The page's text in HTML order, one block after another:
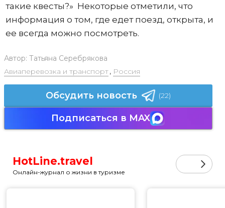
такие квесты?» Некоторые отметили, что
информация о том, где едет поезд, открыта, и
ее всегда можно посмотреть.
Автор: Татьяна Серебрякова
Авиаперевозка и транспорт, Россия
Обсудить новость (22)
Подписаться в MAX
HotLine.travel
Онлайн-журнал о жизни в туризме